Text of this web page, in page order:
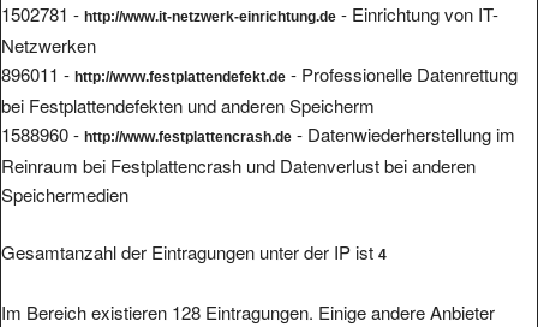
1502781 - http://www.it-netzwerk-einrichtung.de - Einrichtung von IT-
Netzwerken
896011 - http://www.festplattendefekt.de - Professionelle Datenrettung
bei Festplattendefekten und anderen Speicherm
1588960 - http://www.festplattencrash.de - Datenwiederherstellung im
Reinraum bei Festplattencrash und Datenverlust bei anderen
Speichermedien
Gesamtanzahl der Eintragungen unter der IP ist 4
Im Bereich existieren 128 Eintragungen. Einige andere Anbieter